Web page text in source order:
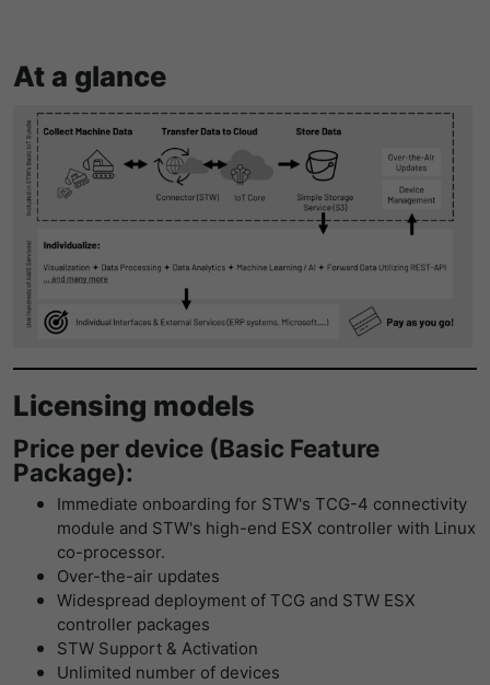
At a glance
Licensing models
Price per device (Basic Feature
Package):
Immediate onboarding for STW's TCG-4 connectivity
module and STW's high-end ESX controller with Linux
co-processor.
Over-the-air updates
Widespread deployment of TCG and STW ESX
controller packages
STW Support & Activation
Unlimited number of devices